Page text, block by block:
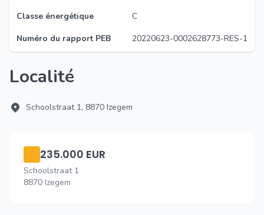
Classe énergétique
C
Numéro du rapport PEB
20220623-0002628773-RES-1
Localité
Schoolstraat 1, 8870 Izegem
235.000 EUR
Schoolstraat 1
8870 Izegem